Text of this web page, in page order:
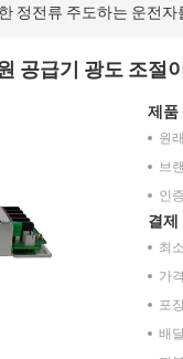
정전류 주도하는 운전
공급기 광도 조절
제품
원
브
인
결제
최
가
포
배